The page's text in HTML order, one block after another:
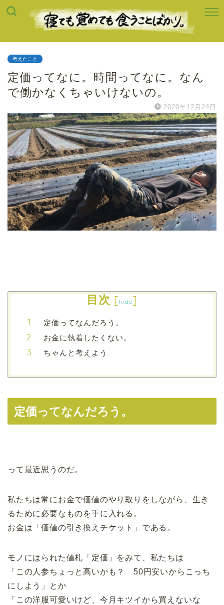
考えたこと
定価ってなに。時間ってなに。なん
で働かなくちゃいけないの。
2020年12月24日
目次 [hide]
定価ってなんだろう。
お金に執着したくない。
ちゃんと考えよう
定価ってなんだろう。
って最近思うのだ。
私たちは常にお金で価値のやり取りをしながら、生き
るために必要なものを手に入れる。
お金は「価値の引き換えチケット」である。
モノにはられた値札「定価」をみて、私たちは
「この人参ちょっと高いかも？ 50円安いからこっち
にしよう」とか
「この洋服可愛いけど、今月キツイから買えないな